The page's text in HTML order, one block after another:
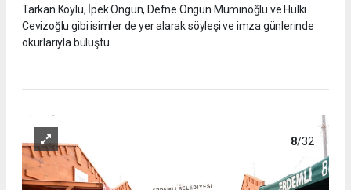
Tarkan Köylü, İpek Ongun, Defne Ongun Müminoğlu ve Hulki
Cevizoğlu gibi isimler de yer alarak söyleşi ve imza günlerinde
okurlarıyla buluştu.
8/32